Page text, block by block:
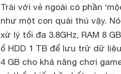
Trái với vẻ ngoài có phần
như một con quái thú vậy.
xử lý tối đa 3.8GHz, RAM 8
ổ HDD 1 TB để lưu trữ dữ
4 GB cho khả năng chơi